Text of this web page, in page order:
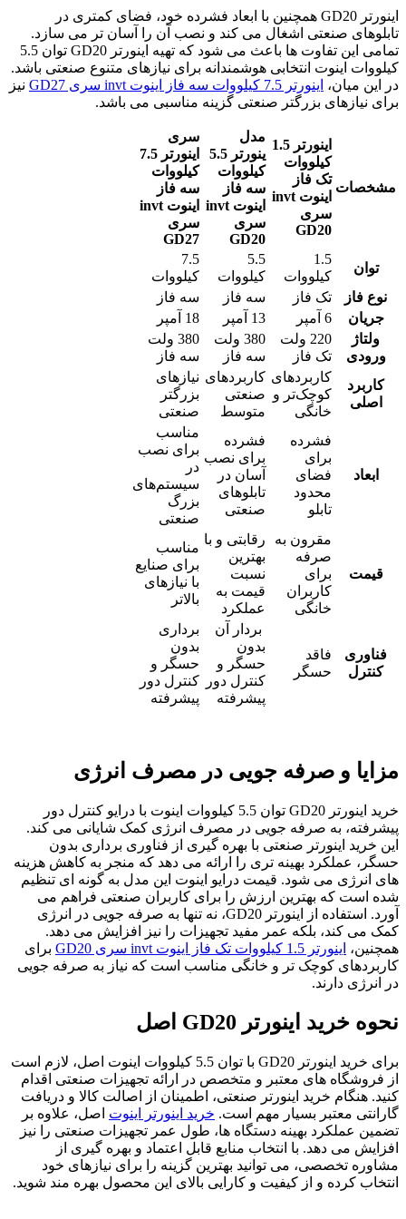
اینورتر GD20 همچنین با ابعاد فشرده خود، فضای کمتری در
تابلوهای صنعتی اشغال می کند و نصب آن را آسان تر می سازد.
تمامی این تفاوت ها باعث می شود که تهیه اینورتر GD20 توان 5.5
کیلووات اینوت انتخابی هوشمندانه برای نیازهای متنوع صنعتی باشد.
در این میان، اينورتر 7.5 کیلووات سه فاز اینوت invt سری GD27
نیز
برای نیازهای بزرگتر صنعتی گزینه مناسبی می باشد.
مشخصات
اينورتر 1.5
کیلووات
تک فاز
اینوت invt
سری
GD20
مدل
ينورتر 5.5
کیلووات
سه فاز
اینوت invt
سری
GD20
سری
اينورتر 7.5
کیلووات
سه فاز
اینوت invt
سری
GD27
توان
1.5
کیلووات
5.5
کیلووات
7.5
کیلووات
نوع فاز
تک فاز سه فاز
سه فاز
جریان
6 آمپر 13 آمپر
18 آمپر
ولتاژ
ورودی
220 ولت
تک فاز
380 ولت
سه فاز
380 ولت
سه فاز
کاربرد
اصلی
کاربردهای
کوچک‌تر و
خانگی
کاربردهای
صنعتی
متوسط
نیازهای
بزرگتر
صنعتی
ابعاد
فشرده
برای
فضای
محدود
تابلو
فشرده
برای نصب
آسان در
تابلوهای
صنعتی
مناسب
برای نصب
در
سیستم‌های
بزرگ
صنعتی
قیمت
مقرون به
صرفه
برای
کاربران
خانگی
رقابتی و با
بهترین
نسبت
قیمت به
عملکرد
مناسب
برای صنایع
با نیازهای
بالاتر
فناوری
کنترل
فاقد
حسگر
بردار آن
بدون
حسگر و
کنترل دور
پیشرفته
برداری
بدون
حسگر و
کنترل دور
پیشرفته
مزایا و صرفه جویی در مصرف انرژی
خرید اینورتر GD20 توان 5.5 کیلووات اینوت با درایو کنترل دور
پیشرفته، به صرفه جویی در مصرف انرژی کمک شایانی می کند.
این خرید اینورتر صنعتی با بهره گیری از فناوری برداری بدون
حسگر، عملکرد بهینه تری را ارائه می دهد که منجر به کاهش هزینه
های انرژی می شود. قیمت درایو اینوت این مدل به گونه ای تنظیم
شده است که بهترین ارزش را برای کاربران صنعتی فراهم می
آورد. استفاده از اینورتر GD20، نه تنها به صرفه جویی در انرژی
کمک می کند، بلکه عمر مفید تجهیزات را نیز افزایش می دهد.
همچنین، اينورتر 1.5 کیلووات تک فاز اینوت invt سری GD20
برای
کاربردهای کوچک تر و خانگی مناسب است که نیاز به صرفه جویی
در انرژی دارند.
نحوه خرید اینورتر GD20 اصل
برای خرید اینورتر GD20 با توان 5.5 کیلووات اینوت اصل، لازم است
از فروشگاه های معتبر و متخصص در ارائه تجهیزات صنعتی اقدام
کنید. هنگام خرید اینورتر صنعتی، اطمینان از اصالت کالا و دریافت
گارانتی معتبر بسیار مهم است. خرید اینورتر اینوت اصل، علاوه بر
تضمین عملکرد بهینه دستگاه ها، طول عمر تجهیزات صنعتی را نیز
افزایش می دهد. با انتخاب منابع قابل اعتماد و بهره گیری از
مشاوره تخصصی، می توانید بهترین گزینه را برای نیازهای خود
انتخاب کرده و از کیفیت و کارایی بالای این محصول بهره مند شوید.